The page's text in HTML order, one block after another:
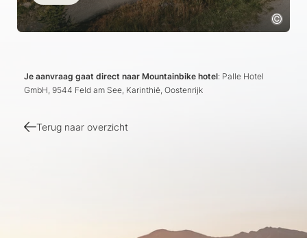
Je aanvraag gaat direct naar Mountainbike hotel: Palle Hotel
GmbH, 9544 Feld am See, Karinthië, Oostenrijk
Terug naar overzicht